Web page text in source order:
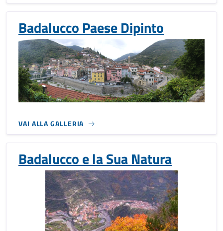
Badalucco Paese Dipinto
VAI ALLA GALLERIA
Badalucco e la Sua Natura